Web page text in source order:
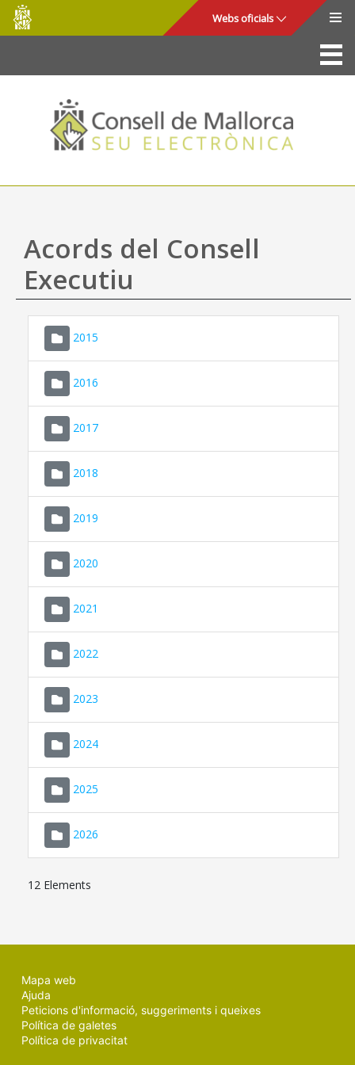
Salta al contingut principal
Consell
de
Mallorca
Webs oficials
La Seu
Consell de Mallorca
Accés i seguretat
Utilitats
Ajuda
Acords del Consell
Executiu
2015
2016
2017
2018
2019
2020
2021
2022
2023
2024
2025
2026
12 Elements
Mapa web
Ajuda
Peticions d'informació, suggeriments i queixes
Política de galetes
Política de privacitat